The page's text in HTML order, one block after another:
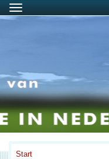
Menu
Start